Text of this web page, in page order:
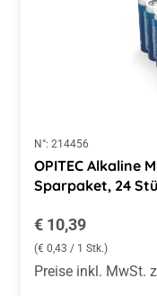
N°: 214456
OPITEC Alkaline
Sparpaket, 24
Regulärer Preis:
€ 10,39
(€ 0,43 / 1 Stk.)
Preise inkl. MwSt.